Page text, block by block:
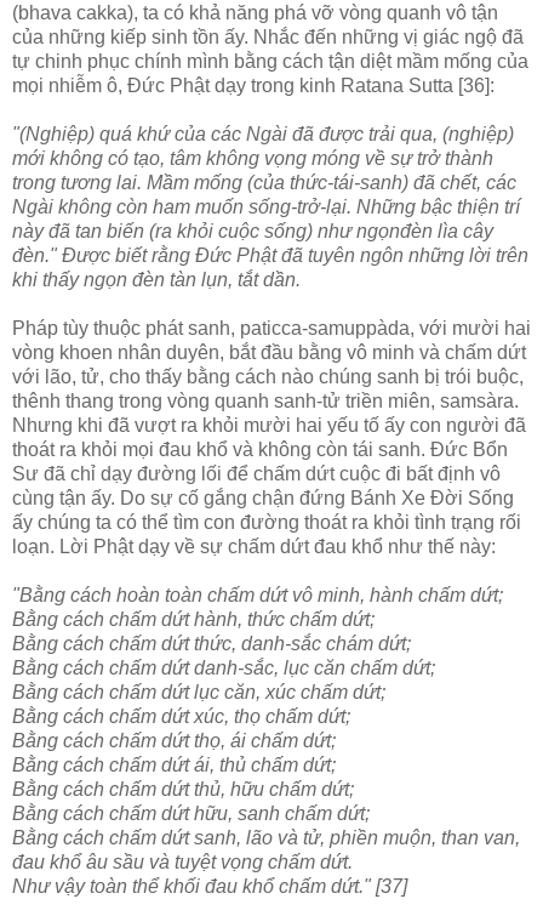
(bhava cakka), ta có khả năng phá vỡ vòng quanh vô tận
của những kiếp sinh tồn ấy. Nhắc đến những vị giác ngộ đã
tự chinh phục chính mình bằng cách tận diệt mầm mống của
mọi nhiễm ô, Ðức Phật dạy trong kinh Ratana Sutta [36]:
"(Nghiệp) quá khứ của các Ngài đã được trải qua, (nghiệp)
mới không có tạo, tâm không vọng móng về sự trở thành
trong tương lai. Mầm mống (của thức-tái-sanh) đã chết, các
Ngài không còn ham muốn sống-trở-lại. Những bậc thiện trí
này đã tan biến (ra khỏi cuộc sống) như ngọnđèn lìa cây
đèn." Ðược biết rằng Ðức Phật đã tuyên ngôn những lời trên
khi thấy ngọn đèn tàn lụn, tắt dần.
Pháp tùy thuộc phát sanh, paticca-samuppàda, với mười hai
vòng khoen nhân duyên, bắt đầu bằng vô minh và chấm dứt
với lão, tử, cho thấy bằng cách nào chúng sanh bị trói buộc,
thênh thang trong vòng quanh sanh-tử triền miên, samsàra.
Nhưng khi đã vượt ra khỏi mười hai yếu tố ấy con người đã
thoát ra khỏi mọi đau khổ và không còn tái sanh. Ðức Bổn
Sư đã chỉ dạy đường lối để chấm dứt cuộc đi bất định vô
cùng tận ấy. Do sự cố gắng chận đứng Bánh Xe Ðời Sống
ấy chúng ta có thể tìm con đường thoát ra khỏi tình trạng rối
loạn. Lời Phật dạy về sự chấm dứt đau khổ như thế này:
"Bằng cách hoàn toàn chấm dứt vô minh, hành chấm dứt;
Bằng cách chấm dứt hành, thức chấm dứt;
Bằng cách chấm dứt thức, danh-sắc chám dứt;
Bằng cách chấm dứt danh-sắc, lục căn chấm dứt;
Bằng cách chấm dứt lục căn, xúc chấm dứt;
Bằng cách chấm dứt xúc, thọ chấm dứt;
Bằng cách chấm dứt thọ, ái chấm dứt;
Bằng cách chấm dứt ái, thủ chấm dứt;
Bằng cách chấm dứt thủ, hữu chấm dứt;
Bằng cách chấm dứt hữu, sanh chấm dứt;
Bằng cách chấm dứt sanh, lão và tử, phiền muộn, than van,
đau khổ âu sầu và tuyệt vọng chấm dứt.
Như vậy toàn thể khối đau khổ chấm dứt." [37]